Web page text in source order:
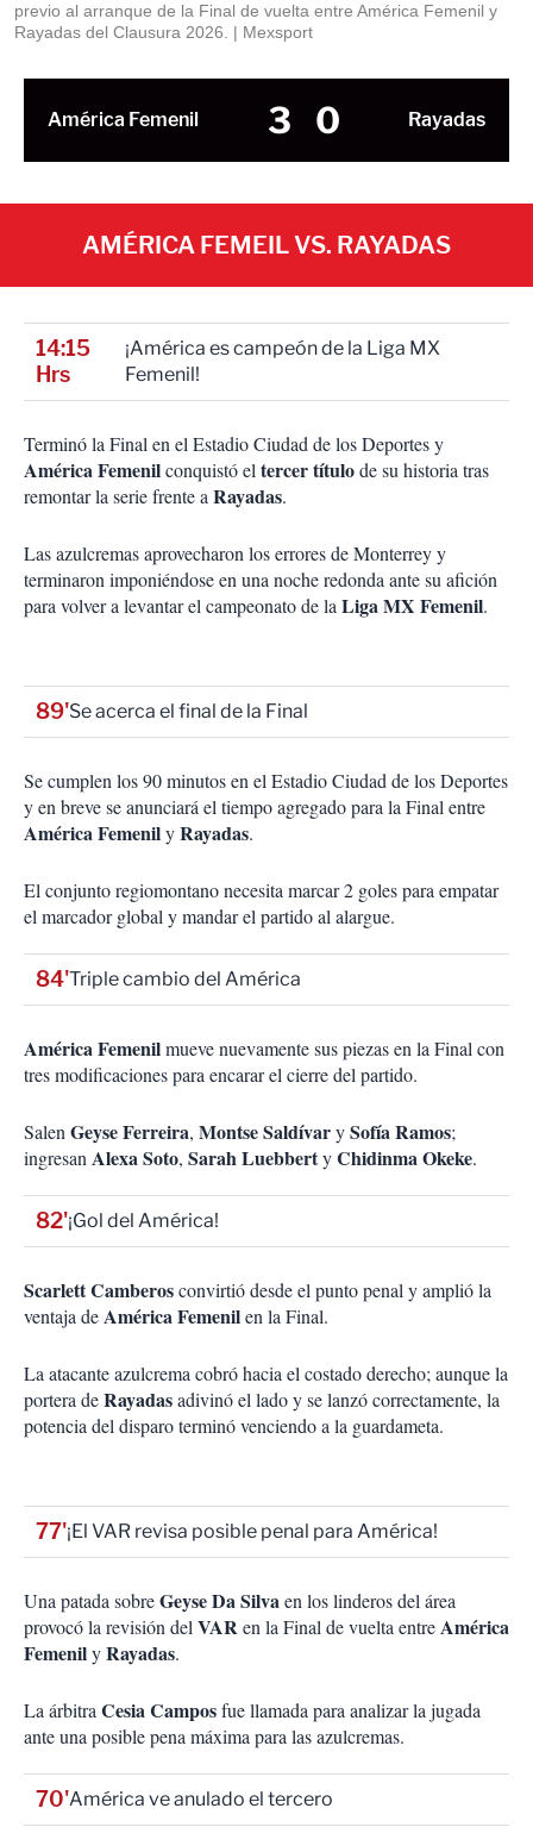
previo al arranque de la Final de vuelta entre América Femenil y
Rayadas del Clausura 2026.
Mexsport
América Femenil 3 0 Rayadas
AMÉRICA FEMEIL VS. RAYADAS
14:15
Hrs
¡América es campeón de la Liga MX
Femenil!
Terminó la Final en el Estadio Ciudad de los Deportes y
América Femenilconquistó eltercer títulode su historia tras
remontar la serie frente aRayadas.
Las azulcremas aprovecharon los errores de Monterrey y
terminaron imponiéndose en una noche redonda ante su afición
para volver a levantar el campeonato de laLiga MX Femenil.
89'Se acerca el final de la Final
Se cumplen los 90 minutos en el Estadio Ciudad de los Deportes
y en breve se anunciará el tiempo agregado para la Final entre
América FemenilyRayadas.
El conjunto regiomontano necesita marcar 2 goles para empatar
el marcador global y mandar el partido al alargue.
84'Triple cambio del América
América Femenilmueve nuevamente sus piezas en la Final con
tres modificaciones para encarar el cierre del partido.
SalenGeyse Ferreira, Montse SaldívarySofía Ramos;
ingresanAlexa Soto, Sarah LuebbertyChidinma Okeke.
82'¡Gol del América!
Scarlett Camberosconvirtió desde el punto penal y amplió la
ventaja deAmérica Femenilen la Final.
La atacante azulcrema cobró hacia el costado derecho; aunque la
portera deRayadasadivinó el lado y se lanzó correctamente, la
potencia del disparo terminó venciendo a la guardameta.
77'¡El VAR revisa posible penal para América!
Una patada sobreGeyse Da Silvaen los linderos del área
provocó la revisión delVARen la Final de vuelta entreAmérica
FemenilyRayadas.
La árbitraCesia Camposfue llamada para analizar la jugada
ante una posible pena máxima para las azulcremas.
70'América ve anulado el tercero